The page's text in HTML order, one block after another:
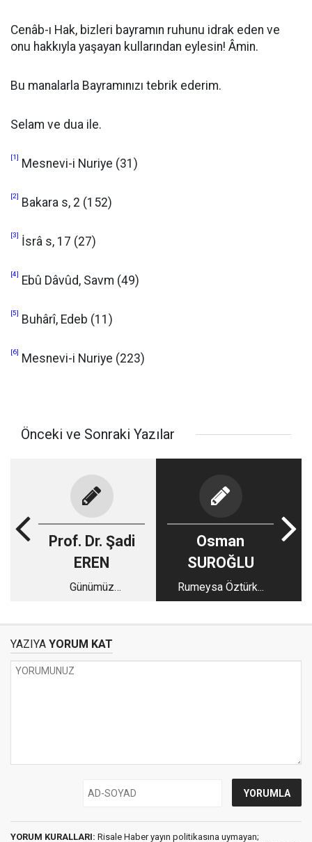
Cenâb-ı Hak, bizleri bayramın ruhunu idrak eden ve
onu hakkıyla yaşayan kullarından eylesin! Âmin.
Bu manalarla Bayramınızı tebrik ederim.
Selam ve dua ile.
[1] Mesnevi-i Nuriye (31)
[2] Bakara s, 2 (152)
[3] İsrâ s, 17 (27)
[4] Ebû Dâvûd, Savm (49)
[5] Buhârî, Edeb (11)
[6] Mesnevi-i Nuriye (223)
Önceki ve Sonraki Yazılar
Prof. Dr. Şadi
EREN
Günümüz
Osman
SUROĞLU
Rumeysa Öztürk...
YAZIYA YORUM KAT
YORUM KURALLARI: Risale Haber yayın politikasına uymayan;